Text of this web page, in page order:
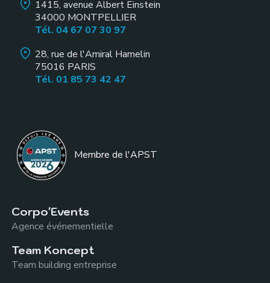
1415, avenue Albert Einstein
34000 MONTPELLIER
Tél. 04 67 07 30 97
28, rue de l'Amiral Hamelin
75016 PARIS
Tél. 01 85 73 42 47
Membre de l'APST
Corpo'Events
Agence événementielle
Team Koncept
Team building entreprise